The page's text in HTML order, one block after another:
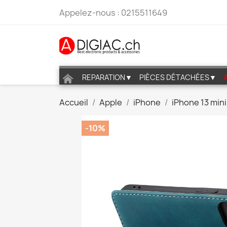
Appelez-nous : 0215511649
REPARATION▼ PIÈCES DÉTACHÉES▼
Accueil Apple iPhone iPhone 13 mini
-10%